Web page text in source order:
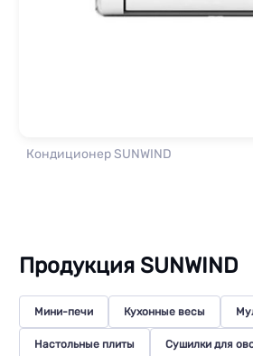
Кондиционер SUNWIND
Продукция SUNWIND
Мини-печи Кухонные весы
Настольные плиты Сушилки для